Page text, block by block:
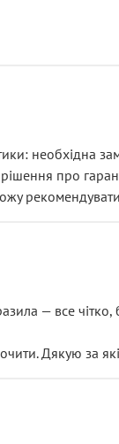
необхідна
про
— все чітко,
Дякую за